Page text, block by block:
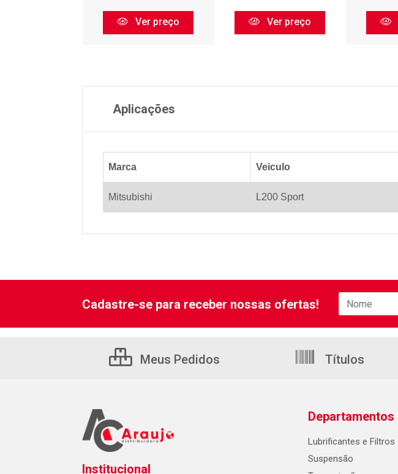
Ver preço Ver preço
Aplicações
Marca Veiculo
Mitsubishi L200 Sport
Cadastre-se para receber nossas ofertas!
Meus Pedidos Títulos
Institucional
Departamentos
Lubrificantes e Filtros
Suspensão